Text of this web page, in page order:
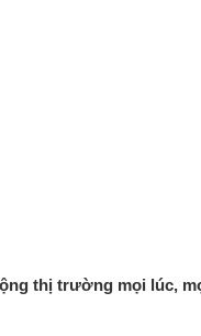
thị trường mọi lúc,